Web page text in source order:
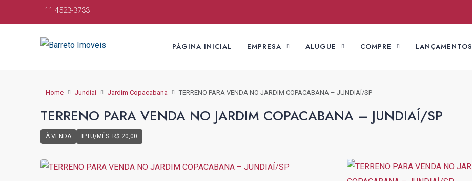
11 4523-3733
PÁGINA INICIAL EMPRESA ALUGUE COMPRE LANÇAMENTOS
Home Jundiaí Jardim Copacabana TERRENO PARA VENDA NO JARDIM COPACABANA – JUNDIAÍ/SP
TERRENO PARA VENDA NO JARDIM COPACABANA – JUNDIAÍ/SP
À VENDA IPTU/MÊS: R$ 20,00